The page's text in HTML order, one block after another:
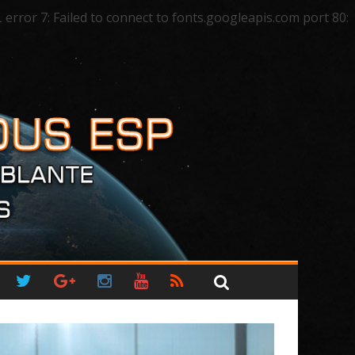
7: Failed to connect to fonts.googleapis.com port 80: